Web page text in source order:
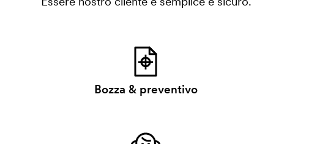
Bozza & preventivo